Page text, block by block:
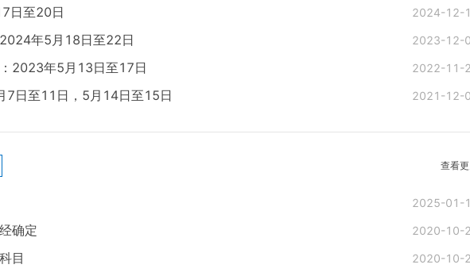
日至20日 2024-12-
年5月18日至22日 2023-12-
2023年5月13日至17日 2022-11-
7日至11日，5月14日至15日 2021-12-
查看
2025-01-
确定 2020-10-
目 2020-10-